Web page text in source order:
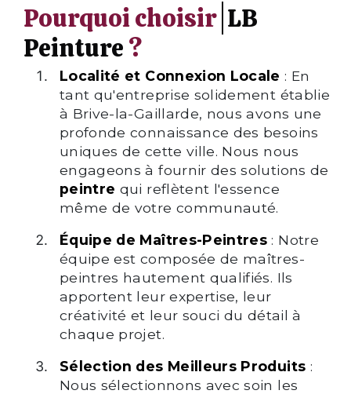
Pourquoi choisir LB
Peinture?
Localité et Connexion Locale : En
tant qu'entreprise solidement établie
à Brive-la-Gaillarde, nous avons une
profonde connaissance des besoins
uniques de cette ville. Nous nous
engageons à fournir des solutions de
peintre qui reflètent l'essence
même de votre communauté.
Équipe de Maîtres-Peintres : Notre
équipe est composée de maîtres-
peintres hautement qualifiés. Ils
apportent leur expertise, leur
créativité et leur souci du détail à
chaque projet.
Sélection des Meilleurs Produits :
Nous sélectionnons avec soin les